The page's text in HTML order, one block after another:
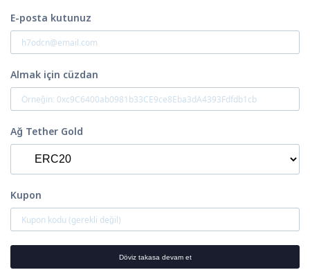
E-posta kutunuz
Almak için cüzdan
Ağ Tether Gold
Kupon
Döviz takasa devam et